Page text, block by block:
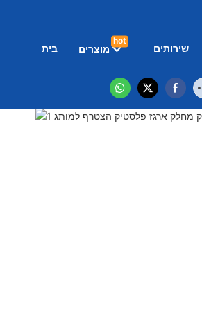
בית מוצרים
hot
שירותים